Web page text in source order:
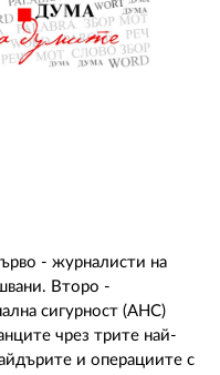
- журналисти на
Второ -
сигурност (АНС)
чрез трите най-
и операциите с